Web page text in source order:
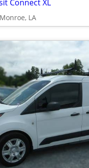
Connect XL
Monroe, LA